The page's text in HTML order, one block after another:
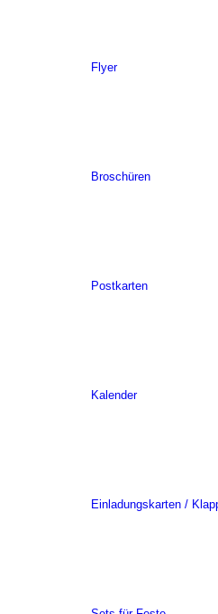
Flyer
Broschüren
Postkarten
Kalender
Einladungskarten /